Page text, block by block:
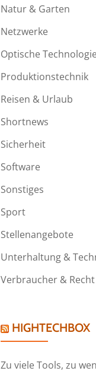
Natur & Garten
Netzwerke
Optische
Produktionstechnik
Reisen & Urlaub
Shortnews
Sicherheit
Software
Sonstiges
Sport
Stellenangebote
Unterhaltung &
Verbraucher & Recht
HIGHTECHBOX
Zu viele Tools, zu